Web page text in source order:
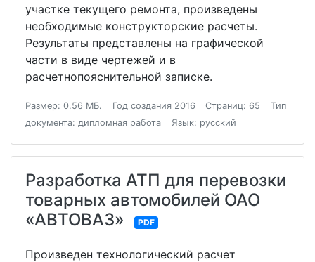
участке текущего ремонта, произведены
необходимые конструкторские расчеты.
Результаты представлены на графической
части в виде чертежей и в
расчетнопояснительной записке.
Размер: 0.56 МБ. Год создания 2016 Страниц: 65
Тип
документа: дипломная работа
Язык: русский
Разработка АТП для перевозки
товарных автомобилей ОАО
«АВТОВАЗ»
PDF
Произведен технологический расчет